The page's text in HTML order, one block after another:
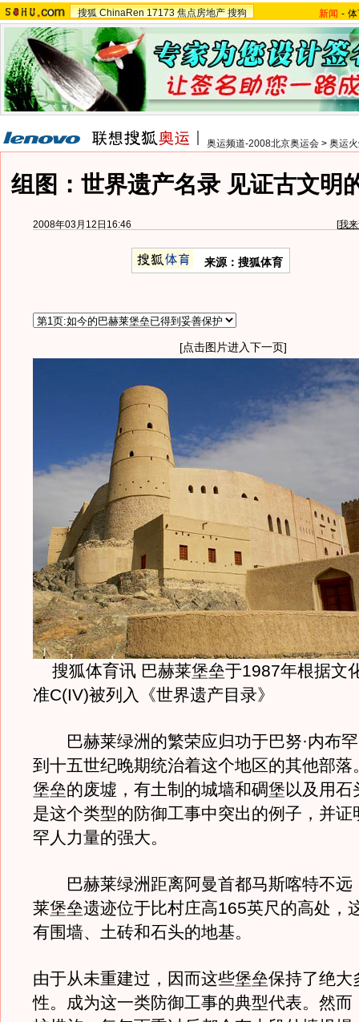
搜狐 ChinaRen 17173 焦点房地产 搜狗 新闻 -
奥运频道-2008北京奥运会 > 奥运
组图：世界遗产名录 见证古文明
2008年03月12日16:46 [我
来源：搜狐体育
[点击图片进入下一页]
搜狐体育讯 巴赫莱堡垒于1987年根据文
准C(IV)被列入《世界遗产目录》
巴赫莱绿洲的繁荣应归功于巴努·内布罕
到十五世纪晚期统治着这个地区的其他部落
堡垒的废墟，有土制的城墙和碉堡以及用石
是这个类型的防御工事中突出的例子，并证
罕人力量的强大。
巴赫莱绿洲距离阿曼首都马斯喀特不远
莱堡垒遗迹位于比村庄高165英尺的高处，
有围墙、土砖和石头的地基。
由于从未重建过，因而这些堡垒保持了绝大
性。成为这一类防御工事的典型代表。然而